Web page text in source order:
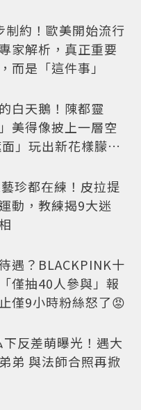
制約！歐美開始流行
家解析，真正重要
而是「這件事」
白天鵝！陳都靈
美得像披上一層空
」玩出新花樣朦朧
珍都在練！皮拉提
動，教練揭9大迷
遇？BLACKPINK十
僅抽40人參與」報
僅9小時粉絲怒了😡
下反差萌曝光！遇大
弟 與法師合照再掀